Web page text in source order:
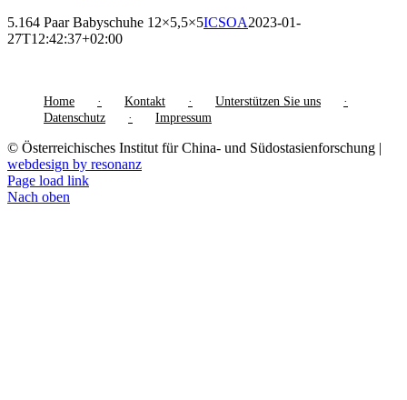
5.164 Paar Babyschuhe 12×5,5×5ICSOA2023-01-
27T12:42:37+02:00
Home Kontakt
Unterstützen Sie uns
Datenschutz
Impressum
© Österreichisches Institut für China- und Südostasienforschung |
webdesign by resonanz
Page load link
Nach oben